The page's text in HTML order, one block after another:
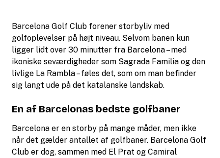
Barcelona Golf Club forener storbyliv med
golfoplevelser på højt niveau. Selvom banen kun
ligger lidt over 30 minutter fra Barcelona – med
ikoniske seværdigheder som Sagrada Familia og den
livlige La Rambla – føles det, som om man befinder
sig langt ude på det katalanske landskab.
En af Barcelonas bedste golfbaner
Barcelona er en storby på mange måder, men ikke
når det gælder antallet af golfbaner. Barcelona Golf
Club er dog, sammen med El Prat og Camiral